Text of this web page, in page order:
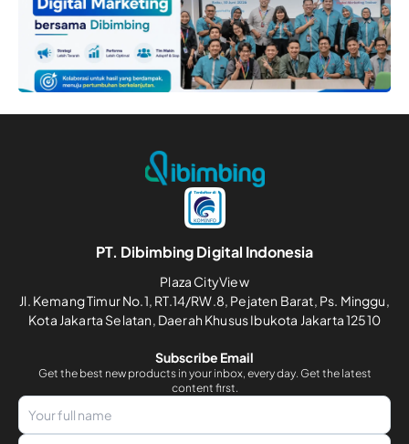
PT. Dibimbing Digital Indonesia
Plaza CityView
Jl. Kemang Timur No.1, RT.14/RW.8, Pejaten Barat, Ps. Minggu,
Kota Jakarta Selatan, Daerah Khusus Ibukota Jakarta 12510
Subscribe Email
Get the best new products in your inbox, every day. Get the latest
content first.